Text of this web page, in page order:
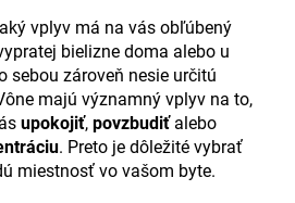
vplyv má na vás obľúbený
bielizne doma alebo u
sebou zároveň nesie určitú
majú významný vplyv na to,
upokojiť, povzbudiťalebo
. Preto je dôležité vybrať
miestnosť vo vašom byte.